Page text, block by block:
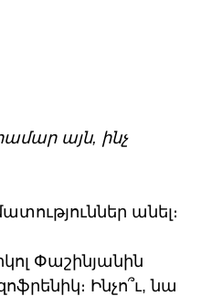
այն, ինչ
անել։
Փաշինյանին
Ինչո՞ւ, նա